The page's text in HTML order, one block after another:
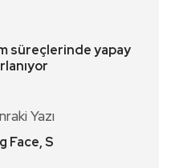
süreçlerinde yapay
Yazı
Face, S